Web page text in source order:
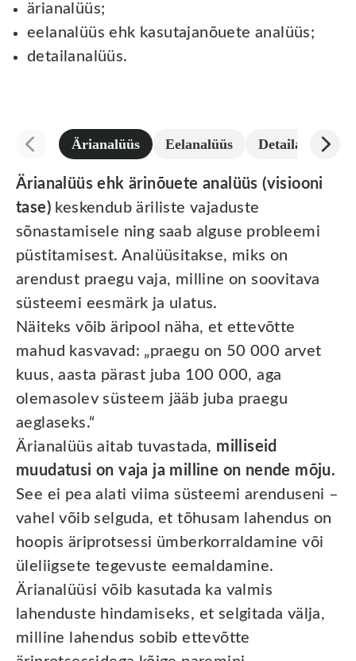
ärianalüüs;
eelanalüüs ehk kasutajanõuete analüüs;
detailanalüüs.
Ärianalüüs Eelanalüüs Detailanalüüs
Ärianalüüs ehk ärinõuete analüüs (visiooni
tase) keskendub äriliste vajaduste
sõnastamisele ning saab alguse probleemi
püstitamisest. Analüüsitakse, miks on
arendust praegu vaja, milline on soovitava
süsteemi eesmärk ja ulatus.
Näiteks võib äripool näha, et ettevõtte
mahud kasvavad: „praegu on 50 000 arvet
kuus, aasta pärast juba 100 000, aga
olemasolev süsteem jääb juba praegu
aeglaseks.“
Ärianalüüs aitab tuvastada, milliseid
muudatusi on vaja ja milline on nende mõju.
See ei pea alati viima süsteemi arenduseni –
vahel võib selguda, et tõhusam lahendus on
hoopis äriprotsessi ümberkorraldamine või
üleliigsete tegevuste eemaldamine.
Ärianalüüsi võib kasutada ka valmis
lahenduste hindamiseks, et selgitada välja,
milline lahendus sobib ettevõtte